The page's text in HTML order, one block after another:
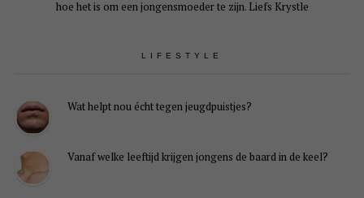
hoe het is om een jongensmoeder te zijn. Liefs Krystle
LIFESTYLE
Wat helpt nou écht tegen jeugdpuistjes?
Vanaf welke leeftijd krijgen jongens de baard in de keel?